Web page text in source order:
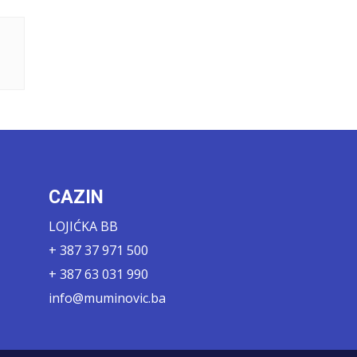
CAZIN
LOJIĆKA BB
+ 387 37 971 500
+ 387 63 031 990
info@muminovic.ba